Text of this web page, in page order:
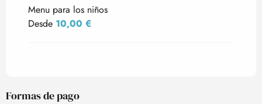
Menu para los niños
Desde 10,00 €
Formas de pago